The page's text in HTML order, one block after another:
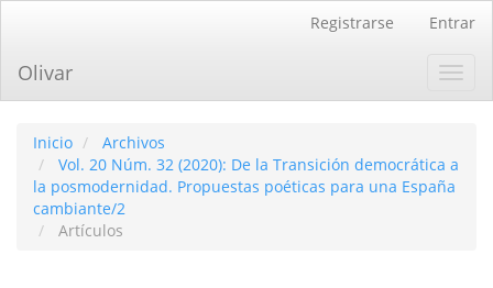
principal
Barra
Registrarse Entrar
Olivar
Inicio
Archivos
Vol. 20 Núm. 32 (2020): De la Transición democrática a
la posmodernidad. Propuestas poéticas para una España
cambiante/2
Artículos